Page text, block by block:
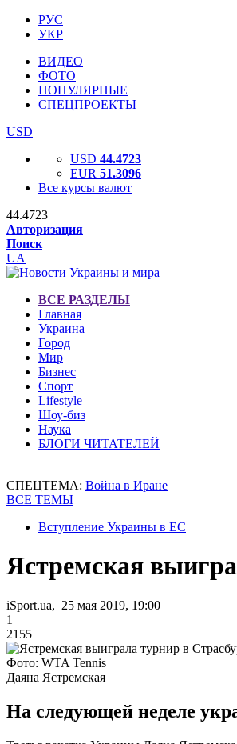
РУС
УКР
ВИДЕО
ФОТО
ПОПУЛЯРНЫЕ
СПЕЦПРОЕКТЫ
USD
USD 44.4723
EUR 51.3096
Все курсы валют
44.4723
Авторизация
Поиск
UA
ВСЕ РАЗДЕЛЫ
Главная
Украина
Город
Мир
Бизнес
Спорт
Lifestyle
Шоу-биз
Наука
БЛОГИ ЧИТАТЕЛЕЙ
СПЕЦТЕМА: Война в Иране
ВСЕ ТЕМЫ
Вступление Украины в ЕС
Ястремская
iSport.ua, 25 мая 2019, 19:00
1
2155
Фото: WTA Tennis
Даяна Ястремская
На следующей неделе